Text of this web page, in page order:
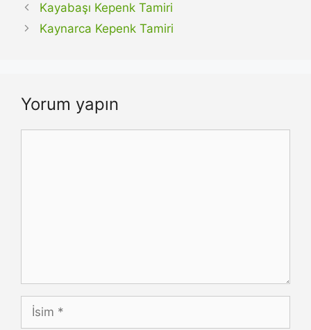
Kayabaşı Kepenk Tamiri
Kaynarca Kepenk Tamiri
Yorum yapın
İsim